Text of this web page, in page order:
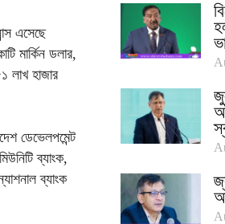
এসেছে
মার্কিন ডলার,
লাখ হাজার
ডেভেলপমেন্ট
ব্যাংক,
ব্যাংক